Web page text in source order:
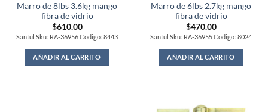
Marro de 8lbs 3.6kg mango
fibra de vidrio
$610.00
Santul Sku: RA-36956 Codigo: 8443
AÑADIR AL CARRITO
Marro de 6lbs 2.7kg mango
fibra de vidrio
$470.00
Santul Sku: RA-36955 Codigo: 8024
AÑADIR AL CARRITO